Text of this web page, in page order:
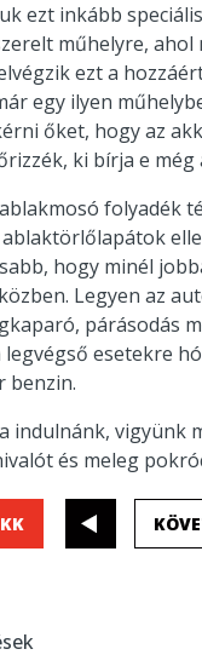
ezt inkább
műhelyre, ahol
ezt a
egy ilyen
őket, hogy az
ki bírja e még
folyadék
ablaktörlőlapátok
hogy minél
Legyen az
párásodás
esetekre
benzin.
indulnánk, vigyünk
és meleg